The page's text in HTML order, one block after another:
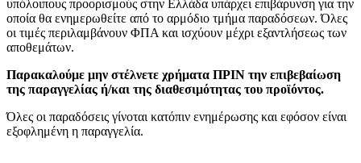
υπόλοιπους προορισμούς στην Ελλάδα υπάρχει επιβάρυνση για την
οποία θα ενημερωθείτε από το αρμόδιο τμήμα παραδόσεων. Όλες
οι τιμές περιλαμβάνουν ΦΠΑ και ισχύουν μέχρι εξαντλήσεως των
αποθεμάτων.
Παρακαλούμε μην στέλνετε χρήματα ΠΡΙΝ την επιβεβαίωση
της παραγγελίας ή/και της διαθεσιμότητας του προϊόντος.
Όλες οι παραδόσεις γίνοται κατόπιν ενημέρωσης και εφόσον είναι
εξοφλημένη η παραγγελία.